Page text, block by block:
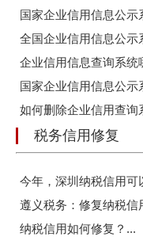
国家企业信用信息公示
全国企业信用信息公示
企业信用信息查询系统
国家企业信用信息公示
如何删除企业信用查询
税务信用修复
今年，深圳纳税信用可
遵义税务：修复纳税信
纳税信用如何修复？...